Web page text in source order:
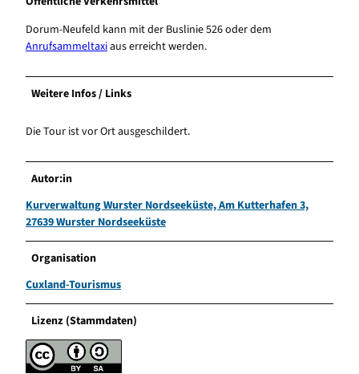
Dorum-Neufeld kann mit der Buslinie 526 oder dem
Anrufsammeltaxiaus erreicht werden.
Weitere Infos / Links
Die Tour ist vor Ort ausgeschildert.
Autor:in
Kurverwaltung Wurster Nordseeküste, Am Kutterhafen 3,
27639 Wurster Nordseeküste
Organisation
Cuxland-Tourismus
Lizenz (Stammdaten)